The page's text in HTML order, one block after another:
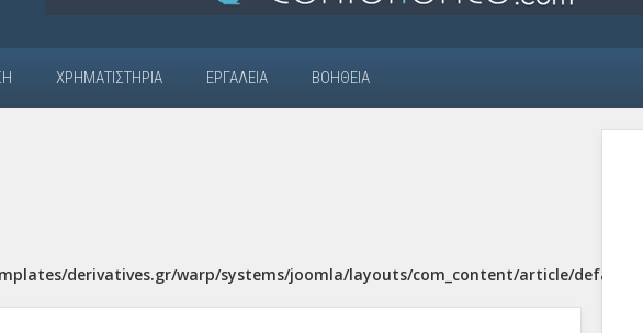
ΧΡΗΜΑΤΙΣΤΉΡΙΑ ΕΡΓΑΛΕΊΑ ΒΟΉΘΕΙΑ
derivatives.gr/warp/systems/joomla/layouts/com_content/article/